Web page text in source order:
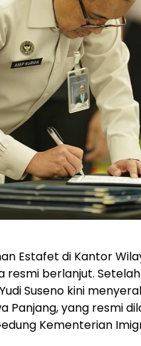
Estafet di Kantor
resmi berlanjut.
Suseno kini
Panjang, yang resmi
Kementerian